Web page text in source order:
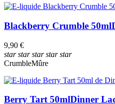
Blackberry Crumble 50ml
9,90 €
starstarstarstarstar
CrumbleMûre
Berry Tart 50mlDinner